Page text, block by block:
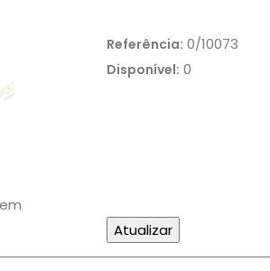
Referência: 0/10073
Disponível: 0